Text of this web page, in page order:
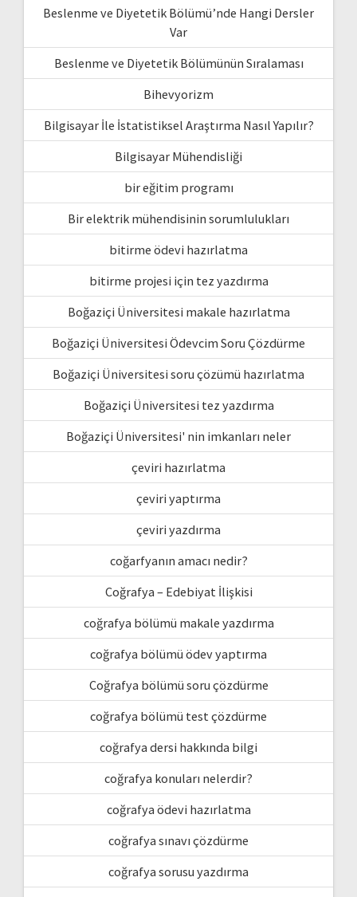
Beslenme ve Diyetetik Bölümü’nde Hangi Dersler
Var
Beslenme ve Diyetetik Bölümünün Sıralaması
Bihevyorizm
Bilgisayar İle İstatistiksel Araştırma Nasıl Yapılır?
Bilgisayar Mühendisliği
bir eğitim programı
Bir elektrik mühendisinin sorumlulukları
bitirme ödevi hazırlatma
bitirme projesi için tez yazdırma
Boğaziçi Üniversitesi makale hazırlatma
Boğaziçi Üniversitesi Ödevcim Soru Çözdürme
Boğaziçi Üniversitesi soru çözümü hazırlatma
Boğaziçi Üniversitesi tez yazdırma
Boğaziçi Üniversitesi' nin imkanları neler
çeviri hazırlatma
çeviri yaptırma
çeviri yazdırma
coğarfyanın amacı nedir?
Coğrafya – Edebiyat İlişkisi
coğrafya bölümü makale yazdırma
coğrafya bölümü ödev yaptırma
Coğrafya bölümü soru çözdürme
coğrafya bölümü test çözdürme
coğrafya dersi hakkında bilgi
coğrafya konuları nelerdir?
coğrafya ödevi hazırlatma
coğrafya sınavı çözdürme
coğrafya sorusu yazdırma